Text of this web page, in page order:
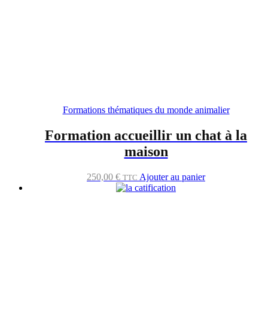
Formations thématiques du monde animalier
Formation accueillir un chat à la
maison
250,00 € TTC Ajouter au panier